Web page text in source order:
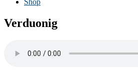
Shop
Verduonig